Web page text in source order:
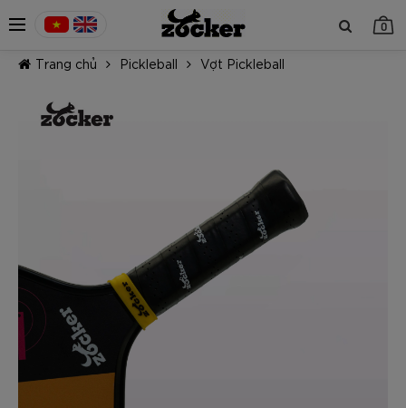
0
TIẾP TỤC MUA HÀNG
Trang chủ Pickleball Vợt Pickleball